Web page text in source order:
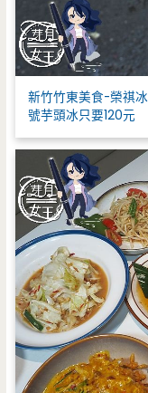
新竹竹東美食-榮祺
號芋頭冰只要120元